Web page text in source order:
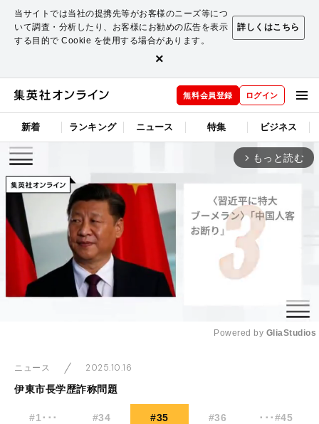
当サイトでは当社の提携先等がお客様のニーズ等につ
いて調査・分析したり、お客様にお勧めの広告を表示
する目的で Cookie を使用する場合があります。
詳しくはこちら
×
無料会員登録 ログイン
新着 ランキング ニュース 特集 ビジネス
arrow_forward_ios もっと読む
Powered by GliaStudios
ニュース
2025.10.16
伊東市長学歴詐称問題
#1･･･ #34 #35 #36 ･･･#45